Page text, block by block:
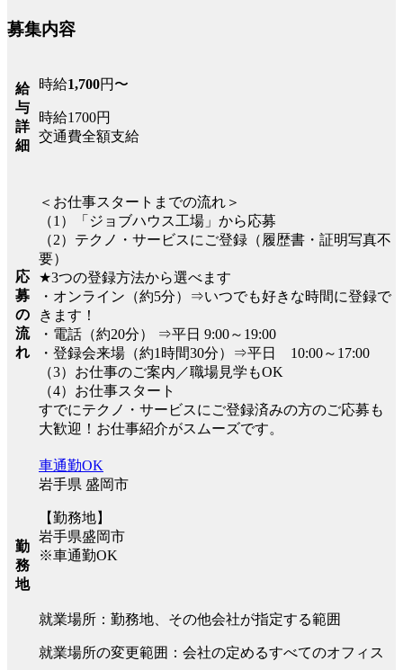
募集内容
給
与
詳
細
時給1,700円〜
時給1700円
交通費全額支給
応
募
の
流
れ
＜お仕事スタートまでの流れ＞
（1）「ジョブハウス工場」から応募
（2）テクノ・サービスにご登録（履歴書・証明写真不
要）
★3つの登録方法から選べます
・オンライン（約5分）⇒いつでも好きな時間に登録で
きます！
・電話（約20分） ⇒平日 9:00～19:00
・登録会来場（約1時間30分）⇒平日 10:00～17:00
（3）お仕事のご案内／職場見学もOK
（4）お仕事スタート
すでにテクノ・サービスにご登録済みの方のご応募も
大歓迎！お仕事紹介がスムーズです。
勤
務
地
車通勤OK
岩手県 盛岡市
【勤務地】
岩手県盛岡市
※車通勤OK
就業場所：勤務地、その他会社が指定する範囲
就業場所の変更範囲：会社の定めるすべてのオフィス